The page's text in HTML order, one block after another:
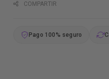
COMPARTIR
Pago 100% seguro